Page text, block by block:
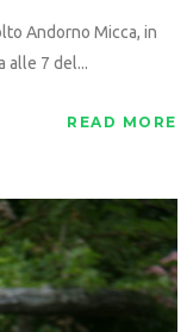
Andorno Micca, in
alle 7 del...
READ MORE